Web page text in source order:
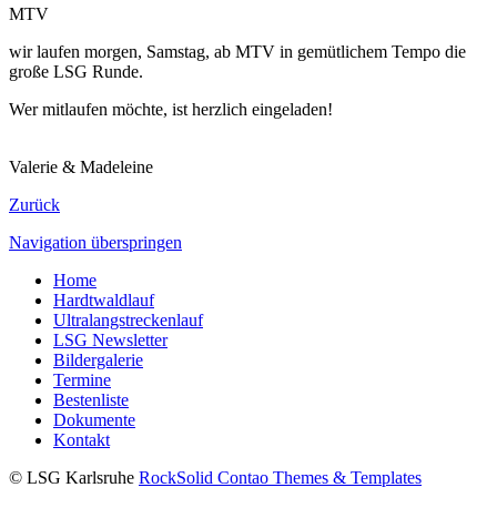
MTV
wir laufen morgen, Samstag, ab MTV in gemütlichem Tempo die
große LSG Runde.
Wer mitlaufen möchte, ist herzlich eingeladen!
Valerie & Madeleine
Zurück
Navigation überspringen
Home
Hardtwaldlauf
Ultralangstreckenlauf
LSG Newsletter
Bildergalerie
Termine
Bestenliste
Dokumente
Kontakt
© LSG Karlsruhe RockSolid Contao Themes & Templates